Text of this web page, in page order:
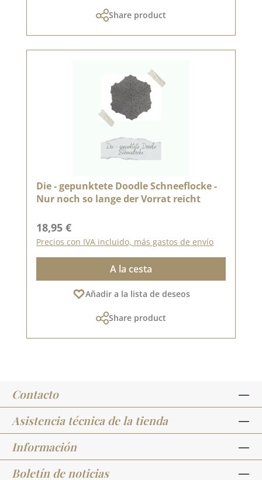
Share product
Die - gepunktete Doodle Schneeflocke -
Nur noch so lange der Vorrat reicht
Precio normal:
18,95 €
Precios con IVA incluido, más gastos de envío
A la cesta
Añadir a la lista de deseos
Share product
Contacto
Asistencia técnica de la tienda
Información
Boletín de noticias